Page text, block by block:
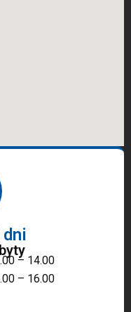
– 14.00
– 16.00